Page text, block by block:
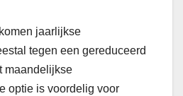
jaarlijkse
tegen een gereduceerd
maandelijkse
optie is voordelig voor